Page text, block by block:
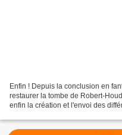
Enfin ! Depuis la conclusion en
restaurer la tombe de Robert-
enfin la création et l'envoi des